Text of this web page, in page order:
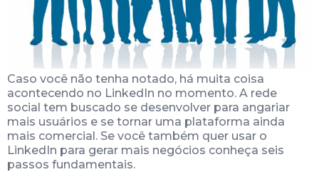
Caso você não tenha notado, há muita coisa
acontecendo no LinkedIn no momento. A rede
social tem buscado se desenvolver para angariar
mais usuários e se tornar uma plataforma ainda
mais comercial. Se você também quer usar o
LinkedIn para gerar mais negócios conheça seis
passos fundamentais.